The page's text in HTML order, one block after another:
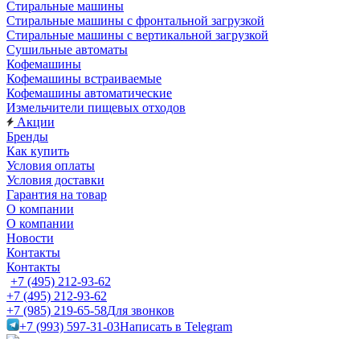
Стиральные машины
Стиральные машины с фронтальной загрузкой
Стиральные машины с вертикальной загрузкой
Сушильные автоматы
Кофемашины
Кофемашины встраиваемые
Кофемашины автоматические
Измельчители пищевых отходов
Акции
Бренды
Как купить
Условия оплаты
Условия доставки
Гарантия на товар
О компании
О компании
Новости
Контакты
Контакты
+7 (495) 212-93-62
+7 (495) 212-93-62
+7 (985) 219-65-58Для звонков
+7 (993) 597-31-03Написать в Telegram